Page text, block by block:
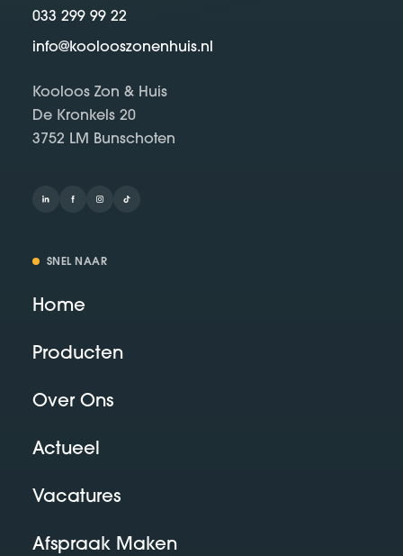
033 299 99 22
info@koolooszonenhuis.nl
Kooloos Zon & Huis
De Kronkels 20
3752 LM Bunschoten
SNEL NAAR
Home
Producten
Over Ons
Actueel
Vacatures
Afspraak Maken